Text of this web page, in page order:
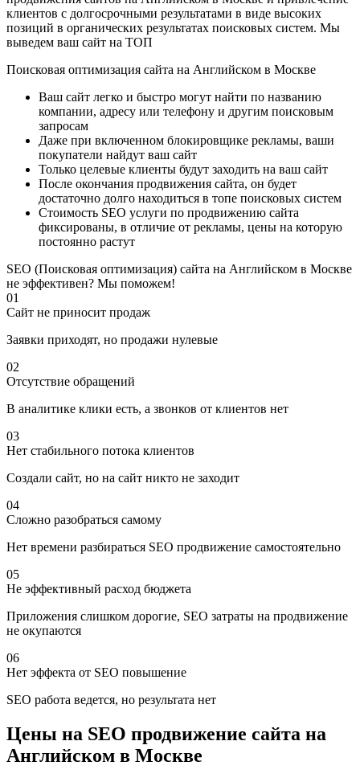
клиентов с долгосрочными результатами в виде высоких
позиций в органических результатах поисковых систем. Мы
выведем ваш сайт на ТОП
Поисковая оптимизация сайта на Английском в Москве
Ваш сайт легко и быстро могут найти по названию
компании, адресу или телефону и другим поисковым
запросам
Даже при включенном блокировщике рекламы, ваши
покупатели найдут ваш сайт
Только целевые клиенты будут заходить на ваш сайт
После окончания продвижения сайта, он будет
достаточно долго находиться в топе поисковых систем
Стоимость SEO услуги по продвижению сайта
фиксированы, в отличие от рекламы, цены на которую
постоянно растут
SEO (Поисковая оптимизация) сайта на Английском в Москве
не эффективен? Мы поможем!
01
Сайт не приносит продаж
Заявки приходят, но продажи нулевые
02
Отсутствие обращений
В аналитике клики есть, а звонков от клиентов нет
03
Нет стабильного потока клиентов
Создали сайт, но на сайт никто не заходит
04
Сложно разобраться самому
Нет времени разбираться SEO продвижение самостоятельно
05
Не эффективный расход бюджета
Приложения слишком дорогие, SEO затраты на продвижение
не окупаются
06
Нет эффекта от SEO повышение
SEO работа ведется, но результата нет
Цены на SEO продвижение сайта на
Английском в Москве